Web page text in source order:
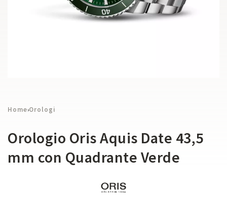
Home›Orologi
Orologio Oris Aquis Date 43,5
mm con Quadrante Verde